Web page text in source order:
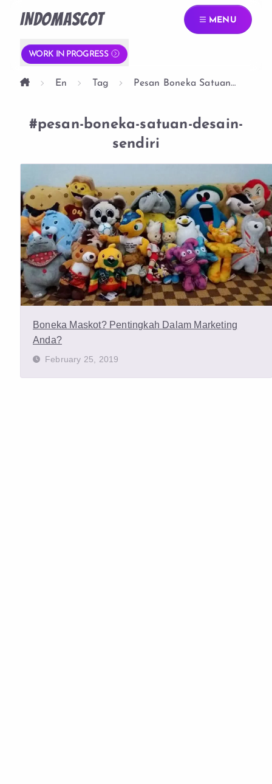
INDOMASCOT MENU
WORK IN PROGRESS
En Tag
Pesan Boneka Satuan
#pesan-boneka-satuan-desain-
sendiri
Boneka Maskot? Pentingkah Dalam Marketing
Anda?
February 25, 2019